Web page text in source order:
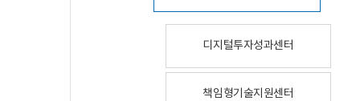
디지털투자성과센터
책임형기술지원센터